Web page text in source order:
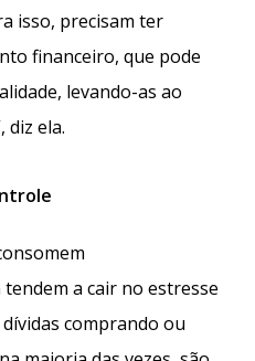
isso, precisam ter
financeiro, que pode
levando-as ao
diz ela.
a cair no estresse
comprando ou